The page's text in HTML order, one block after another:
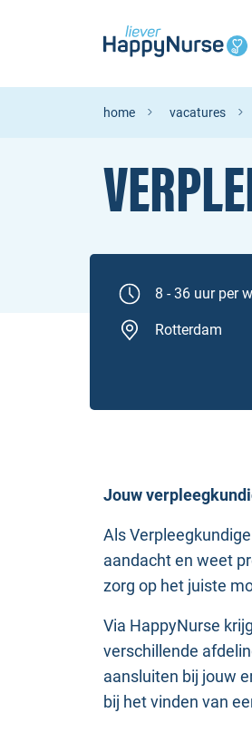
home vacatures
8 - 36 uur per
Rotterdam
Jouw
Als
aandacht en weet
zorg op het juiste
Via HappyNurse
verschillende
aansluiten bij jouw
bij het vinden van